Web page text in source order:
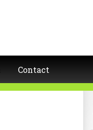
Contact